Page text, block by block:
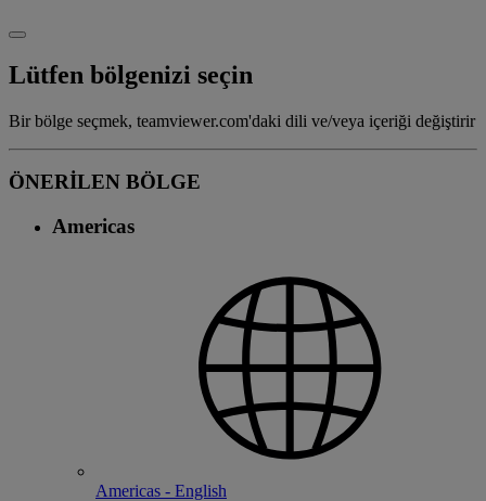
Lütfen bölgenizi seçin
Bir bölge seçmek, teamviewer.com'daki dili ve/veya içeriği değiştirir
ÖNERİLEN BÖLGE
Americas
Americas - English